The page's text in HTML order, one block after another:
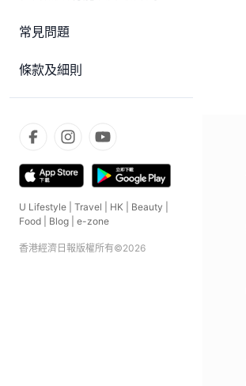
常見問題
條款及細則
U Lifestyle Travel HK Beauty
Food
Blog e-zone
香港經濟日報版權所有©2026